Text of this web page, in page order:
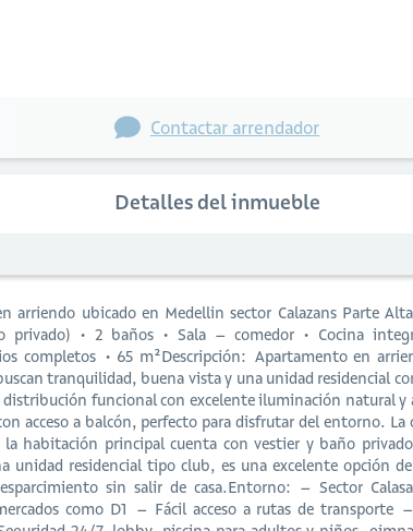
Contactar arrendador
Detalles del inmueble
arriendo ubicado en Medellin sector Calazans Parte
privado) • 2 baños • Sala – comedor • Cocina
completos • 65 m²Descripción: Apartamento en
tranquilidad, buena vista y una unidad residencial
funcional con excelente iluminación natural y
acceso a balcón, perfecto para disfrutar del entorno.
habitación principal cuenta con vestier y baño
unidad residencial tipo club, es una excelente opción
sin salir de casa.Entorno: – Sector
como D1 – Fácil acceso a rutas de transporte